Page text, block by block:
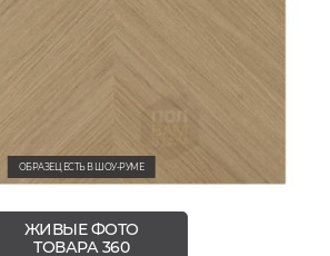
ОБРАЗЕЦ ЕСТЬ В ШОУ-РУМЕ
ЖИВЫЕ ФОТО
ТОВАРА 360